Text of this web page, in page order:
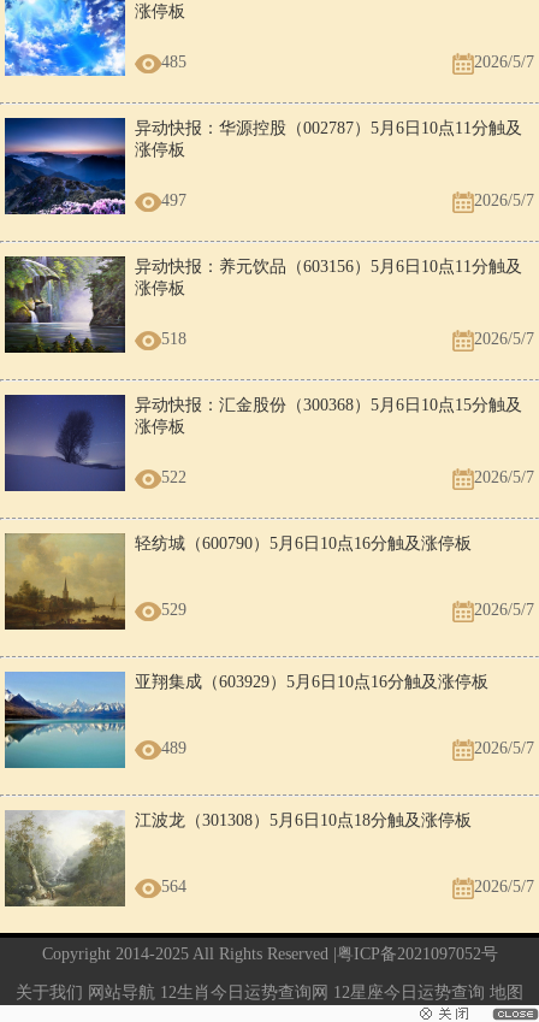
涨停板
485 2026/5/7
异动快报：华源控股（002787）5月6日10点11分触及
涨停板
497 2026/5/7
异动快报：养元饮品（603156）5月6日10点11分触及
涨停板
518 2026/5/7
异动快报：汇金股份（300368）5月6日10点15分触及
涨停板
522 2026/5/7
轻纺城（600790）5月6日10点16分触及涨停板
529 2026/5/7
亚翔集成（603929）5月6日10点16分触及涨停板
489 2026/5/7
江波龙（301308）5月6日10点18分触及涨停板
564 2026/5/7
Copyright 2014-2025 All Rights Reserved | 粤ICP备2021097052号
关于我们 网站导航 12生肖今日运势查询网 12星座今日运势查询 地图